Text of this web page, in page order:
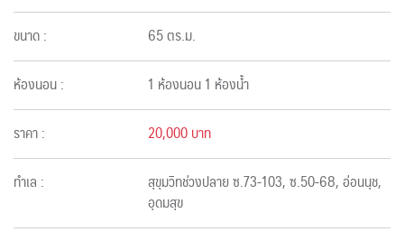
ขนาด : 65 ตร.ม.
ห้องนอน : 1 ห้องนอน 1 ห้องน้ำ
ราคา : 20,000 บาท
ทำเล :
สุขุมวิทช่วงปลาย ซ.73-103, ซ.50-68, อ่อนนุช,
อุดมสุข